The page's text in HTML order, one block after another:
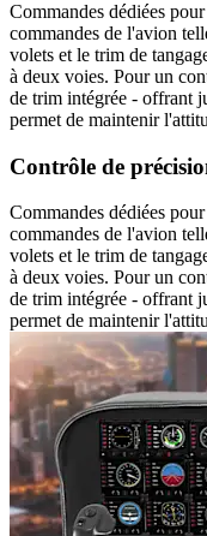
Commandes dédiées
commandes de l'avion
volets et le trim de
à deux voies. Pour un
de trim intégrée - offrant
permet de maintenir
Contrôle de
Commandes dédiées
commandes de l'avion
volets et le trim de
à deux voies. Pour un
de trim intégrée - offrant
permet de maintenir